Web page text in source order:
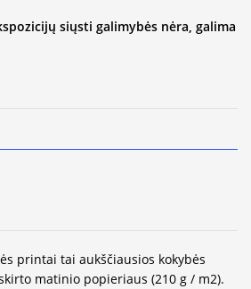
siųsti galimybės nėra, galima
printai tai aukščiausios kokybės
matinio popieriaus (210 g / m2).